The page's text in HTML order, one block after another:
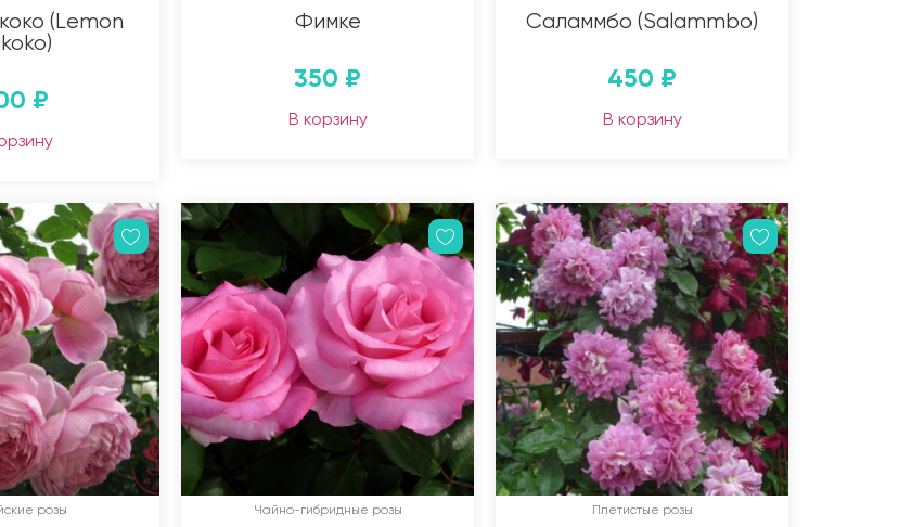
(Lemon
₽
Фимке
350 ₽
В корзину
Саламмбо (Salammbo)
450 ₽
В корзину
розы Чайно-гибридные розы Плетистые розы